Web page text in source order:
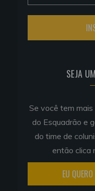
SEJA
Se você tem
do Esquadrão e
do time de
então clica
EU